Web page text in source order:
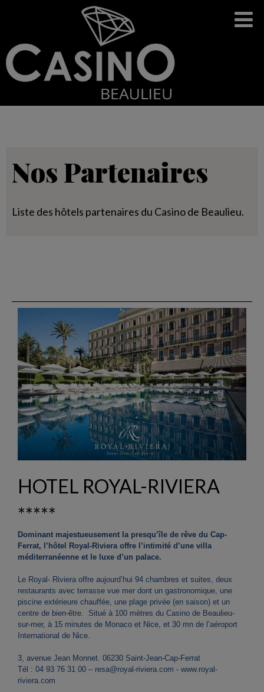
Nos Partenaires
Liste des hôtels partenaires du Casino de Beaulieu.
HOTEL ROYAL-RIVIERA
*****
Dominant majestueusement la presqu’île de rêve du Cap-
Ferrat, l’hôtel Royal-Riviera offre l’intimité d’une villa
méditerranéenne et le luxe d’un palace.
Le Royal- Riviera offre aujourd’hui 94 chambres et suites, deux
restaurants avec terrasse vue mer dont un gastronomique, une
piscine extérieure chauffée, une plage privée (en saison) et un
centre de bien-être. Situé à 100 mètres du Casino de Beaulieu-
sur-mer, à 15 minutes de Monaco et Nice, et 30 mn de l’aéroport
International de Nice.
3, avenue Jean Monnet. 06230 Saint-Jean-Cap-Ferrat
Tél : 04 93 76 31 00 – resa@royal-riviera.com - www.royal-
riviera.com